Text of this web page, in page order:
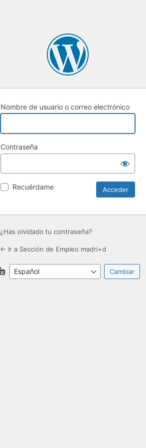
Nombre de usuario o correo electrónico
Contraseña
Recuérdame
¿Has olvidado tu contraseña?
← Ir a Sección de Empleo madri+d
Idioma